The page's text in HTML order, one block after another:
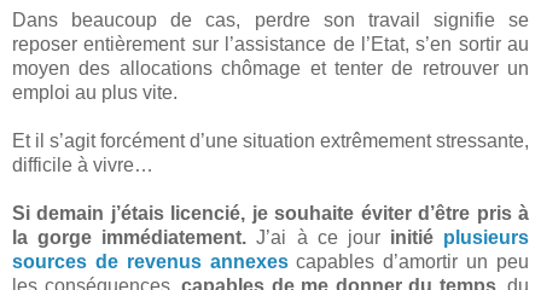
Dans beaucoup de cas, perdre son travail signifie se
reposer entièrement sur l’assistance de l’Etat, s’en sortir au
moyen des allocations chômage et tenter de retrouver un
emploi au plus vite.
Et il s’agit forcément d’une situation extrêmement stressante,
difficile à vivre…
Si demain j’étais licencié, je souhaite éviter d’être pris à
la gorge immédiatement. J’ai à ce jour initié plusieurs
sources de revenus annexescapables d’amortir un peu
les conséquences, capables de me donner du temps, du